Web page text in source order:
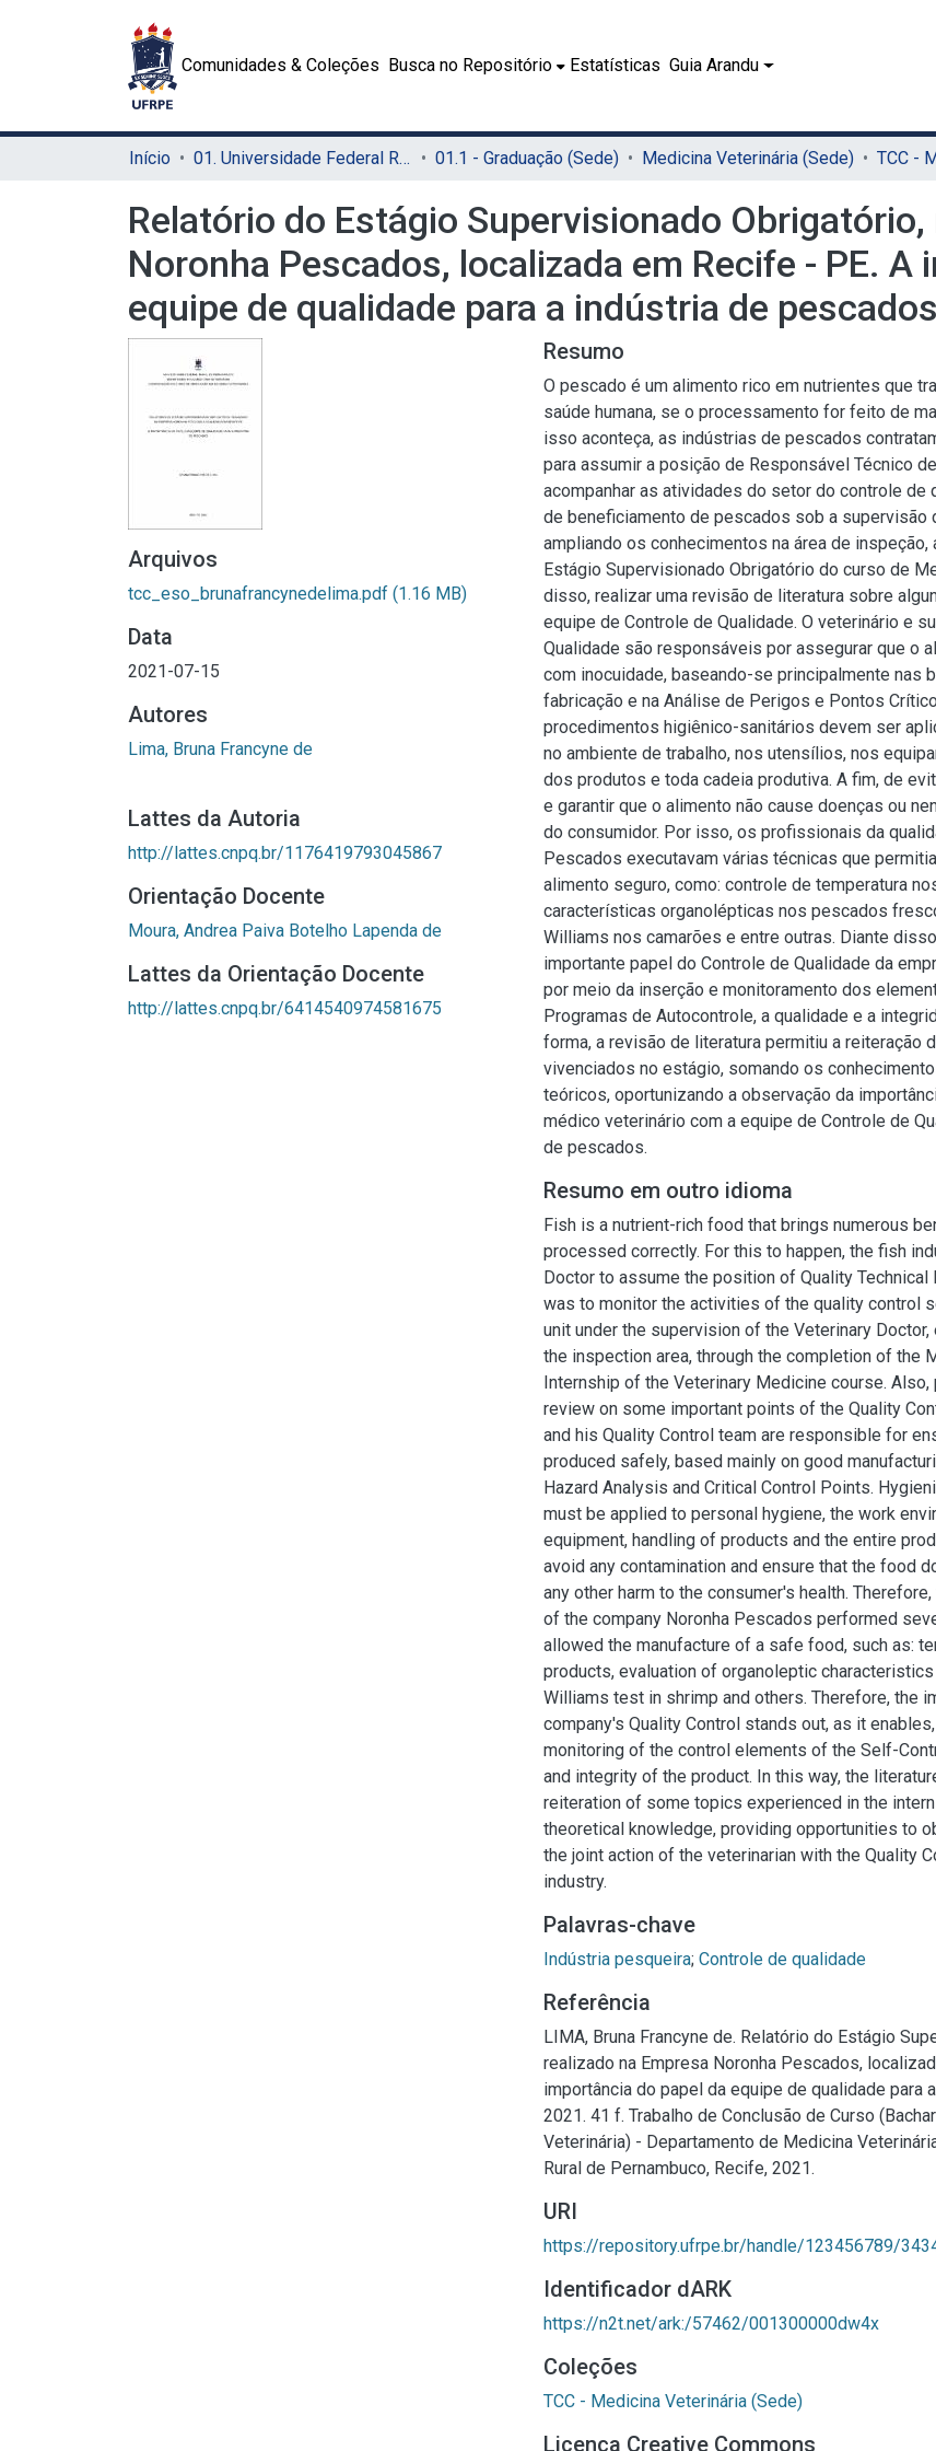
Comunidades & Coleções Busca no Repositório Estatísticas Guia Arandu
Início 01. Universidade Federal Rural de Pernambuco - UFRPE (Sede) 01.1 - Graduação (Sede) Medicina Veterinária (Sede)
Relatório do Estágio Supervisionado
Noronha Pescados, localizada em Recife - PE.
equipe de qualidade para a indústria de pescados
Arquivos
tcc_eso_brunafrancynedelima.pdf (1.16 MB)
Data
2021-07-15
Autores
Lima, Bruna Francyne de
Lattes da Autoria
http://lattes.cnpq.br/1176419793045867
Orientação Docente
Moura, Andrea Paiva Botelho Lapenda de
Lattes da Orientação Docente
http://lattes.cnpq.br/6414540974581675
Resumo
O pescado é um alimento rico em nutrientes que
saúde humana, se o processamento for feito de
isso aconteça, as indústrias de pescados
para assumir a posição de Responsável Técnico
acompanhar as atividades do setor do controle de
de beneficiamento de pescados sob a supervisão
ampliando os conhecimentos na área de inspeção,
Estágio Supervisionado Obrigatório do curso de
disso, realizar uma revisão de literatura sobre
equipe de Controle de Qualidade. O veterinário e
Qualidade são responsáveis por assegurar que o
com inocuidade, baseando-se principalmente nas
fabricação e na Análise de Perigos e Pontos
procedimentos higiênico-sanitários devem ser
no ambiente de trabalho, nos utensílios, nos
dos produtos e toda cadeia produtiva. A fim, de
e garantir que o alimento não cause doenças ou
do consumidor. Por isso, os profissionais da
Pescados executavam várias técnicas que
alimento seguro, como: controle de temperatura
características organolépticas nos pescados
Williams nos camarões e entre outras. Diante
importante papel do Controle de Qualidade da
por meio da inserção e monitoramento dos
Programas de Autocontrole, a qualidade e a
forma, a revisão de literatura permitiu a reiteração
vivenciados no estágio, somando os
teóricos, oportunizando a observação da
médico veterinário com a equipe de Controle de
de pescados.
Resumo em outro idioma
Fish is a nutrient-rich food that brings numerous
processed correctly. For this to happen, the fish
Doctor to assume the position of Quality Technical
was to monitor the activities of the quality control
unit under the supervision of the Veterinary
the inspection area, through the completion of the
Internship of the Veterinary Medicine course. Also,
review on some important points of the Quality
and his Quality Control team are responsible for
produced safely, based mainly on good
Hazard Analysis and Critical Control Points.
must be applied to personal hygiene, the work
equipment, handling of products and the entire
avoid any contamination and ensure that the food
any other harm to the consumer's health.
of the company Noronha Pescados performed
allowed the manufacture of a safe food, such as:
products, evaluation of organoleptic
Williams test in shrimp and others. Therefore, the
company's Quality Control stands out, as it
monitoring of the control elements of the Self-
and integrity of the product. In this way, the
reiteration of some topics experienced in the
theoretical knowledge, providing opportunities to
the joint action of the veterinarian with the Quality
industry.
Palavras-chave
Indústria pesqueira; Controle de qualidade
Referência
LIMA, Bruna Francyne de. Relatório do Estágio
realizado na Empresa Noronha Pescados,
importância do papel da equipe de qualidade para
2021. 41 f. Trabalho de Conclusão de Curso
Veterinária) - Departamento de Medicina
Rural de Pernambuco, Recife, 2021.
URI
https://repository.ufrpe.br/handle/123456789/
Identificador dARK
https://n2t.net/ark:/57462/001300000dw4x
Coleções
TCC - Medicina Veterinária (Sede)
Licença Creative Commons